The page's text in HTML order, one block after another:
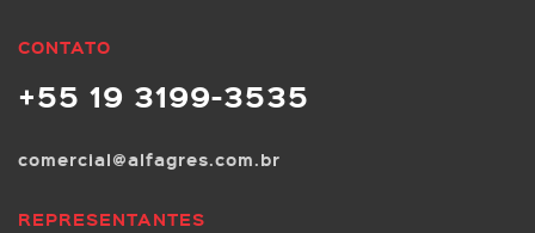
CONTATO
+55 19 3199-3535
comercial@alfagres.com.br
REPRESENTANTES